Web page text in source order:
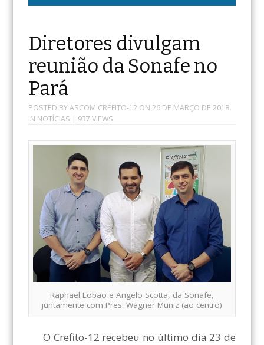
Diretores divulgam
reunião da Sonafe no
Pará
POSTED BYASCOM CREFITO-12 ON 26 DE MARÇO DE 2018
IN NOTÍCIAS | 937 VIEWS
Raphael Lobão e Angelo Scotta, da Sonafe,
juntamente com Pres. Wagner Muniz (ao centro)
O Crefito-12 recebeu no último dia 23 de